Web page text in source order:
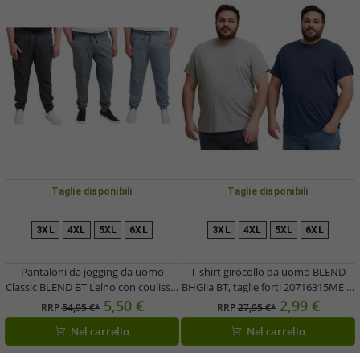
Taglie disponibili
3XL 4XL 5XL 6XL
Pantaloni da jogging da uomo
Classic BLEND BT Lelno con coulisse,
modello 20714927ME, disponibili in
blu, grigio o nero
RRP54,95 €* 5,50 €
Nel carrello
Taglie disponibili
3XL 4XL 5XL 6XL
T-shirt girocollo da uomo BLEND
BHGila BT, taglie forti 20716315ME in
blu o bianco
RRP27,95 €* 2,99 €
Nel carrello